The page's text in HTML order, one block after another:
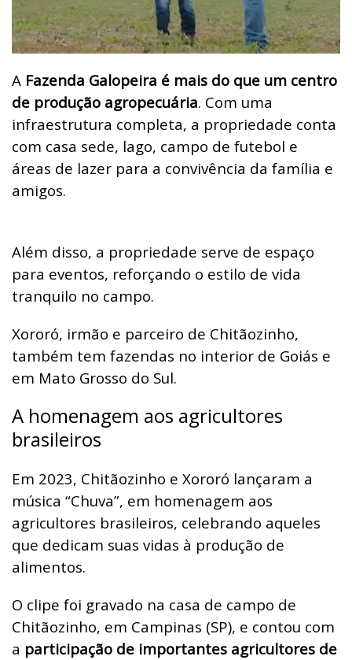
A Fazenda Galopeira é mais do que um centro
de produção agropecuária. Com uma
infraestrutura completa, a propriedade conta
com casa sede, lago, campo de futebol e
áreas de lazer para a convivência da família e
amigos.
Além disso, a propriedade serve de espaço
para eventos, reforçando o estilo de vida
tranquilo no campo.
Xororó, irmão e parceiro de Chitãozinho,
também tem fazendas no interior de Goiás e
em Mato Grosso do Sul.
A homenagem aos agricultores
brasileiros
Em 2023, Chitãozinho e Xororó lançaram a
música “Chuva”, em homenagem aos
agricultores brasileiros, celebrando aqueles
que dedicam suas vidas à produção de
alimentos.
O clipe foi gravado na casa de campo de
Chitãozinho, em Campinas (SP), e contou com
a participação de importantes agricultores de